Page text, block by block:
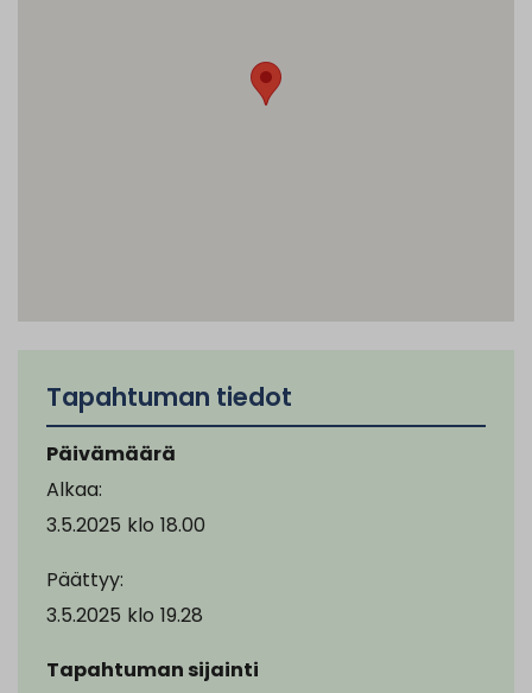
Tapahtuman tiedot
Päivämäärä
Alkaa:
3.5.2025 klo 18.00
Päättyy:
3.5.2025 klo 19.28
Tapahtuman sijainti